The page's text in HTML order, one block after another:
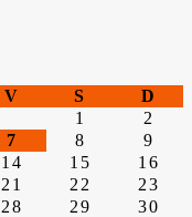
V S D
1
2
7 8
9
14 15
16
21 22
23
28 29
30